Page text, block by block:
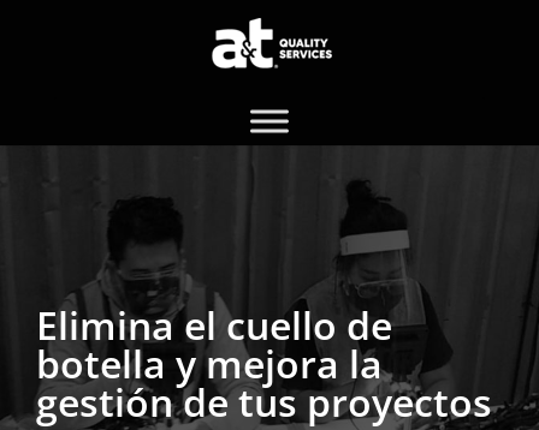
Elimina el cuello de
botella y mejora la
gestión de tus proyectos